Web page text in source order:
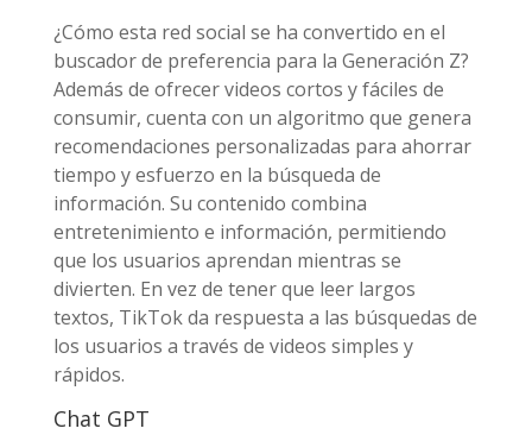
¿Cómo esta red social se ha convertido en el
buscador de preferencia para la Generación Z?
Además de ofrecer videos cortos y fáciles de
consumir, cuenta con un algoritmo que genera
recomendaciones personalizadas para ahorrar
tiempo y esfuerzo en la búsqueda de
información. Su contenido combina
entretenimiento e información, permitiendo
que los usuarios aprendan mientras se
divierten. En vez de tener que leer largos
textos, TikTok da respuesta a las búsquedas de
los usuarios a través de videos simples y
rápidos.
Chat GPT